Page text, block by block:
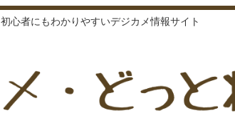
初心者にもわかりやすいデジカメ情報サイト